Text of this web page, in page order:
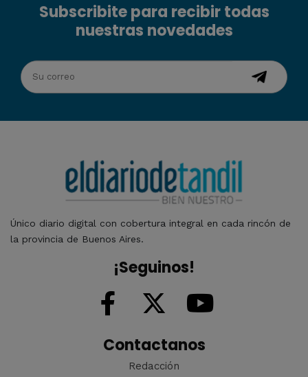
Subscribite para recibir todas
nuestras novedades
Único diario digital con cobertura integral en cada rincón de
la provincia de Buenos Aires.
¡Seguinos!
Contactanos
Redacción